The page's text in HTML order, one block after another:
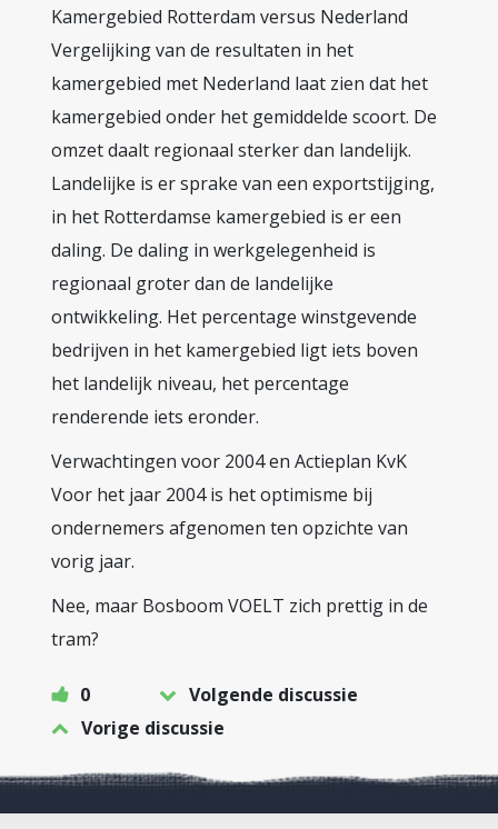
Kamergebied Rotterdam versus Nederland
Vergelijking van de resultaten in het
kamergebied met Nederland laat zien dat het
kamergebied onder het gemiddelde scoort. De
omzet daalt regionaal sterker dan landelijk.
Landelijke is er sprake van een exportstijging,
in het Rotterdamse kamergebied is er een
daling. De daling in werkgelegenheid is
regionaal groter dan de landelijke
ontwikkeling. Het percentage winstgevende
bedrijven in het kamergebied ligt iets boven
het landelijk niveau, het percentage
renderende iets eronder.
Verwachtingen voor 2004 en Actieplan KvK
Voor het jaar 2004 is het optimisme bij
ondernemers afgenomen ten opzichte van
vorig jaar.
Nee, maar Bosboom VOELT zich prettig in de
tram?
0
Volgende discussie
Vorige discussie